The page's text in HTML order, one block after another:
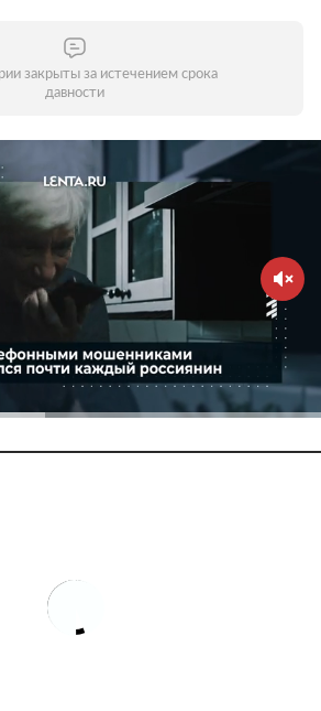
закрыты за истечением срока
давности